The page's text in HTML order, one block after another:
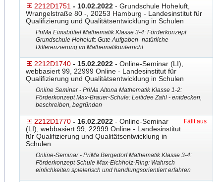
2212D1751 - 10.02.2022 - Grundschule Hoheluft,
Wrangelstraße 80 -, 20253 Hamburg - Landesinstitut für
Qualifizierung und Qualitätsentwicklung in Schulen
PriMa Eimsbüttel Mathematik Klasse 3-4: Förderkonzept
Grundschule Hoheluft: Gute Aufgaben- natürliche
Differenzierung im Mathematikunterricht
2212D1740 - 15.02.2022 - Online-Seminar (LI),
webbasiert 99, 22999 Online - Landesinstitut für
Qualifizierung und Qualitätsentwicklung in Schulen
Online Seminar - PriMa Altona Mathematik Klasse 1-2:
Förderkonzept Max-Brauer-Schule: Leitide​e Zahl - entdecken,
beschreiben, begründen
2212D1770 - 16.02.2022 - Online-Seminar
(LI), webbasiert 99, 22999 Online - Landesinstitut
für Qualifizierung und Qualitätsentwicklung in
Schulen
Fällt aus
Online-Seminar - PriMa Bergedorf Mathematik Klasse 3-4:
Förderkonzept Schule Max-Eichholz-Ring: Wahrsch
einlichkeiten spielerisch und handlungsorientiert erfahren